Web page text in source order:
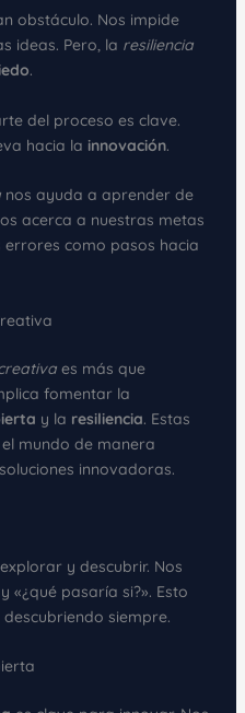
obstáculo. Nos impide
ideas. Pero, la resiliencia
.
del proceso es clave.
hacia la innovación.
nos ayuda a aprender de
acerca a nuestras metas
como pasos hacia
es más que
fomentar la
y la resiliencia. Estas
mundo de manera
innovadoras.
y descubrir. Nos
«¿qué pasaría si?». Esto
siempre.